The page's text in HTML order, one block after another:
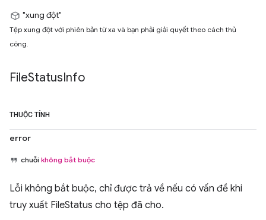
"xung đột"
Tệp xung đột với phiên bản từ xa và bạn phải giải quyết theo cách thủ
công.
FileStatusInfo
THUỘC TÍNH
error
chuỗi không bắt buộc
Lỗi không bắt buộc, chỉ được trả về nếu có vấn đề khi
truy xuất FileStatus cho tệp đã cho.